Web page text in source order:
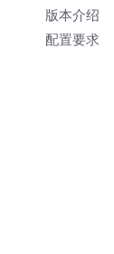
版本介绍
配置要求